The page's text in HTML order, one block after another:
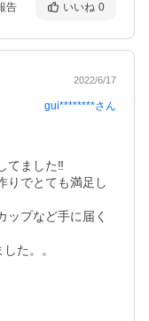
告 いいね 0
2022/6/17
gui********さん
てました‼︎
りでとても満足し
ップなど手に届く
た。。